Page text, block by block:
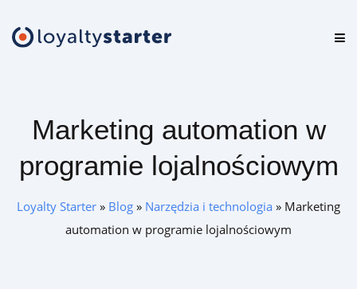
Cennik
Zasoby
Marketing automation w
programie lojalnościowym
Loyalty Starter » Blog » Narzędzia i technologia » Marketing
automation w programie lojalnościowym